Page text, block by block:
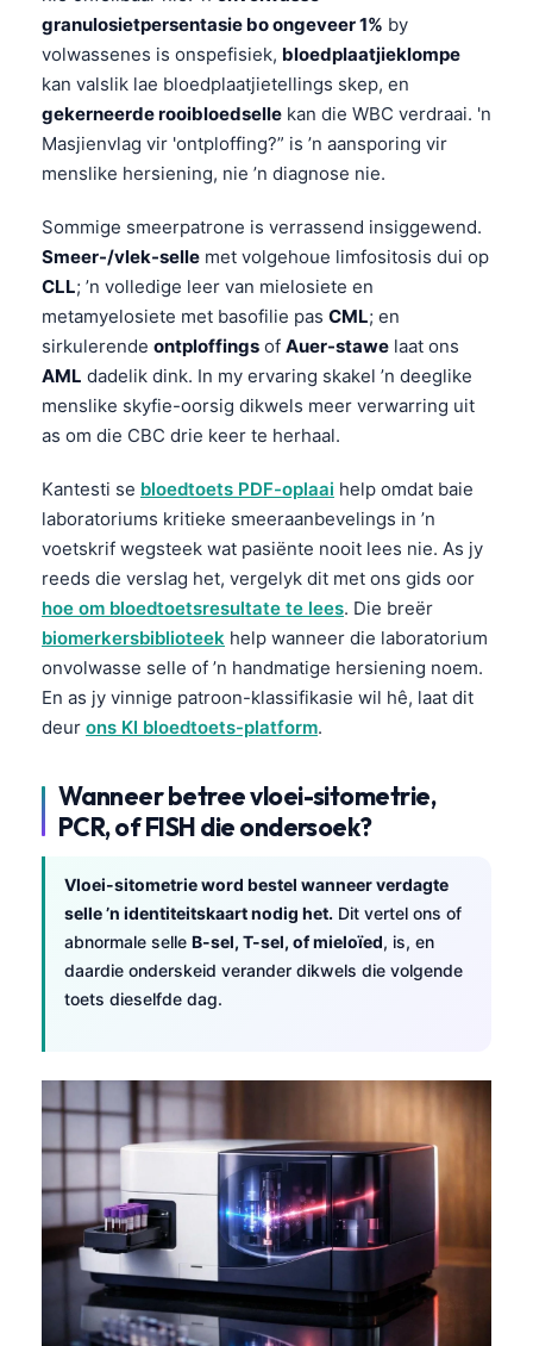
granulosietpersentasie bo ongeveer 1% by
volwassenes is onspefisiek, bloedplaatjieklompe
kan valslik lae bloedplaatjietellings skep, en
gekerneerde rooibloedselle kan die WBC verdraai. 'n
Masjienvlag vir 'ontploffing?” is ’n aansporing vir
menslike hersiening, nie ’n diagnose nie.
Sommige smeerpatrone is verrassend insiggewend.
Smeer-/vlek-selle met volgehoue limfositosis dui op
CLL; ’n volledige leer van mielosiete en
metamyelosiete met basofilie pas CML; en
sirkulerende ontploffings of Auer-stawe laat ons
AML dadelik dink. In my ervaring skakel ’n deeglike
menslike skyfie-oorsig dikwels meer verwarring uit
as om die CBC drie keer te herhaal.
Kantesti se bloedtoets PDF-oplaai help omdat baie
laboratoriums kritieke smeeraanbevelings in ’n
voetskrif wegsteek wat pasiënte nooit lees nie. As jy
reeds die verslag het, vergelyk dit met ons gids oor
hoe om bloedtoetsresultate te lees. Die breër
biomerkersbiblioteek help wanneer die laboratorium
onvolwasse selle of ’n handmatige hersiening noem.
En as jy vinnige patroon-klassifikasie wil hê, laat dit
deur ons KI bloedtoets-platform.
Wanneer betree vloei-sitometrie,
PCR, of FISH die ondersoek?
Vloei-sitometrie word bestel wanneer verdagte
selle ’n identiteitskaart nodig het. Dit vertel ons of
abnormale selle B-sel, T-sel, of mieloïed, is, en
daardie onderskeid verander dikwels die volgende
toets dieselfde dag.
Cebuano
ئۇيغۇرچە
Кыргызча
Татар теле
Беларуская мова
Esperanto
Norsk bokmål